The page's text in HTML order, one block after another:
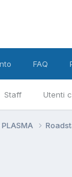
Staff Utenti
FAQ